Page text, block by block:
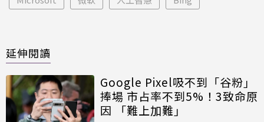
延伸閱讀
Google Pixel吸不到「谷粉」
捧場 市占率不到5%！3致命原
因 「難上加難」